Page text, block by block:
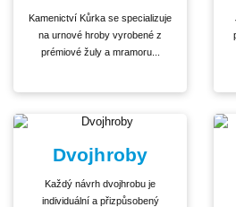
Kamenictví Kůrka se specializuje
na urnové hroby vyrobené z
prémiové žuly a mramoru...
Dvojhroby
Každý návrh dvojhrobu je
individuální a přizpůsobený